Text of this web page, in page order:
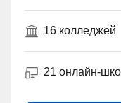
16 колледжей
21 онлайн-